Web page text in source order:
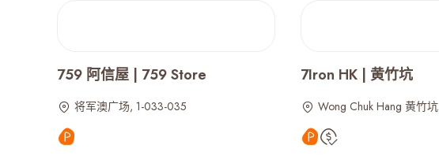
759 阿信屋 | 759 Store
将军澳广场, 1-033-035
7Iron HK | 黄竹坑
Wong Chuk Hang 黄竹坑